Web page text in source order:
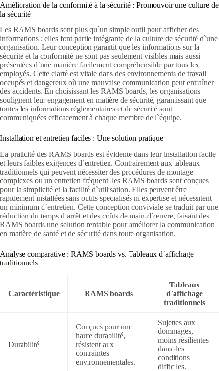
Amélioration de la conformité à la sécurité : Promouvoir une culture de
la sécurité
Les RAMS boards sont plus qu`un simple outil pour afficher des
informations ; elles font partie intégrante de la culture de sécurité d`une
organisation. Leur conception garantit que les informations sur la
sécurité et la conformité ne sont pas seulement visibles mais aussi
présentées d`une manière facilement compréhensible par tous les
employés. Cette clarté est vitale dans des environnements de travail
occupés et dangereux où une mauvaise communication peut entraîner
des accidents. En choisissant les RAMS boards, les organisations
soulignent leur engagement en matière de sécurité, garantissant que
toutes les informations réglementaires et de sécurité sont
communiquées efficacement à chaque membre de l`équipe.
Installation et entretien faciles : Une solution pratique
La praticité des RAMS boards est évidente dans leur installation facile
et leurs faibles exigences d`entretien. Contrairement aux tableaux
traditionnels qui peuvent nécessiter des procédures de montage
complexes ou un entretien fréquent, les RAMS boards sont conçues
pour la simplicité et la facilité d`utilisation. Elles peuvent être
rapidement installées sans outils spécialisés ni expertise et nécessitent
un minimum d`entretien. Cette conception conviviale se traduit par une
réduction du temps d`arrêt et des coûts de main-d`œuvre, faisant des
RAMS boards une solution rentable pour améliorer la communication
en matière de santé et de sécurité dans toute organisation.
Analyse comparative : RAMS boards vs. Tableaux d`affichage
traditionnels
Caractéristique RAMS boards
Tableaux
d`affichage
traditionnels
Durabilité
Conçues pour une
haute durabilité,
résistent aux
contraintes
environnementales.
Sujettes aux
dommages,
moins résilientes
dans des
conditions
difficiles.